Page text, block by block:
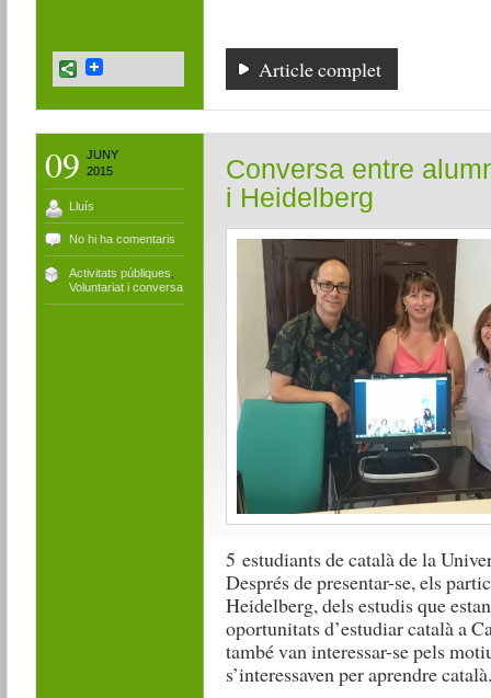
Article complet
09 JUNY
2015
Lluís
No hi ha comentaris
Activitats públiques
Voluntariat i conversa
Conversa entre
i Heidelberg
5 estudiants de català de la
Després de presentar-se, els
Heidelberg, dels estudis que
oportunitats d’estudiar català a
també van interessar-se pels
s’interessaven per aprendre català.